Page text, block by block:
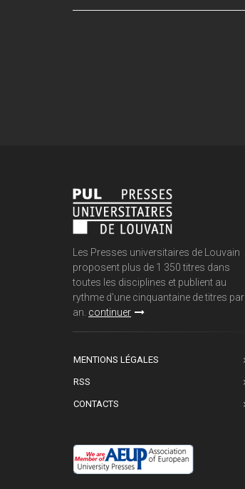
Les Presses universitaires de Louvain
proposent plus de 1 350 titres dans
toutes les disciplines et publient au
rythme d'une cinquantaine de titres par
an. continuer
MENTIONS LÉGALES
RSS
CONTACTS